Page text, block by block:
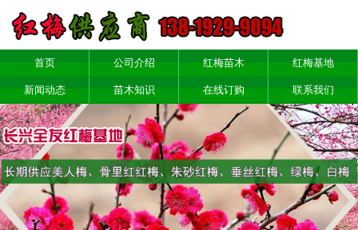
首页 公司介绍 红梅苗木 红梅基地
新闻动态 苗木知识 在线订购 联系我们